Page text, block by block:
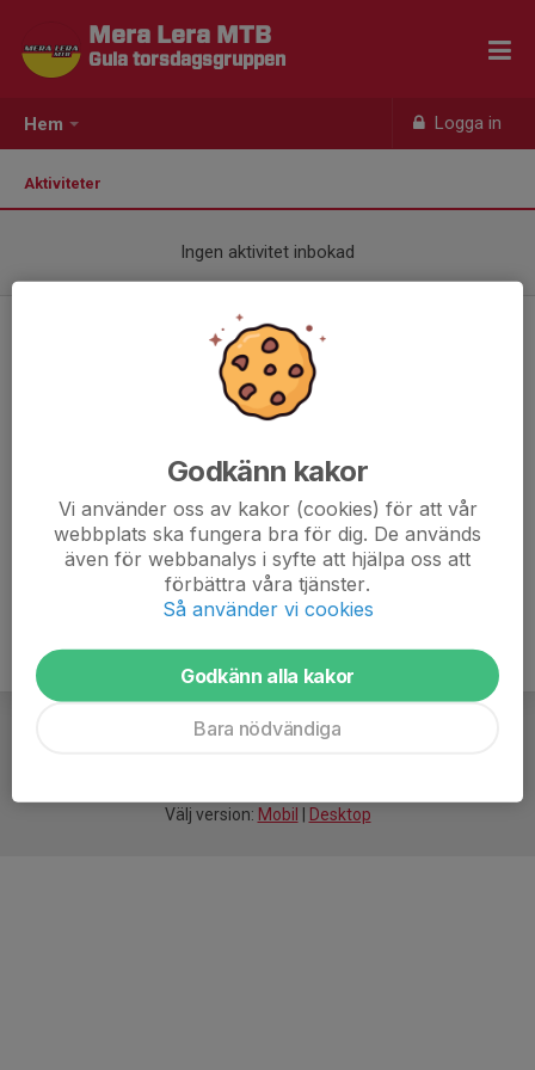
Hem Logga in
Mera Lera MTB
Gula torsdagsgruppen
Aktiviteter
Ingen aktivitet inbokad
Välj version: Mobil Desktop
Godkänn kakor
Vi använder oss av kakor (cookies) för att vår
webbplats ska fungera bra för dig. De används
även för webbanalys i syfte att hjälpa oss att
förbättra våra tjänster.
Så använder vi cookies
Godkänn alla kakor
Bara nödvändiga